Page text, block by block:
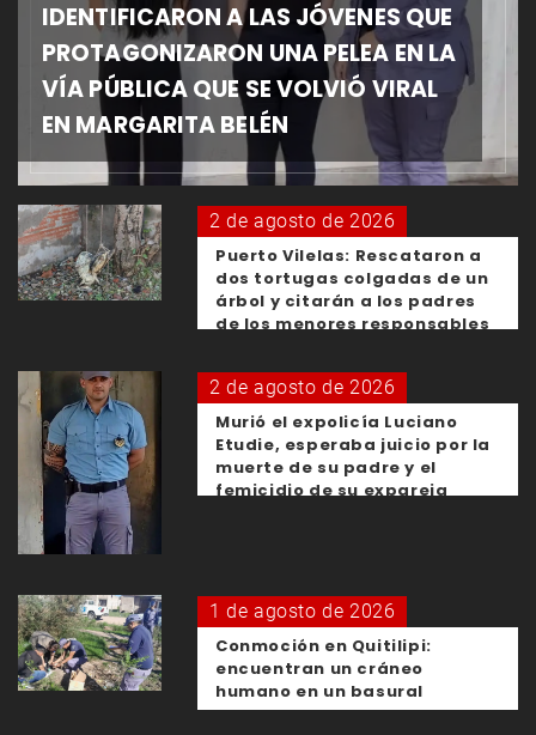
IDENTIFICARON A LAS JÓVENES QUE
PROTAGONIZARON UNA PELEA EN LA
VÍA PÚBLICA QUE SE VOLVIÓ VIRAL
EN MARGARITA BELÉN
2 de agosto de 2026
Puerto Vilelas: Rescataron a
dos tortugas colgadas de un
árbol y citarán a los padres
de los menores responsables
2 de agosto de 2026
Murió el expolicía Luciano
Etudie, esperaba juicio por la
muerte de su padre y el
femicidio de su expareja
1 de agosto de 2026
Conmoción en Quitilipi:
encuentran un cráneo
humano en un basural